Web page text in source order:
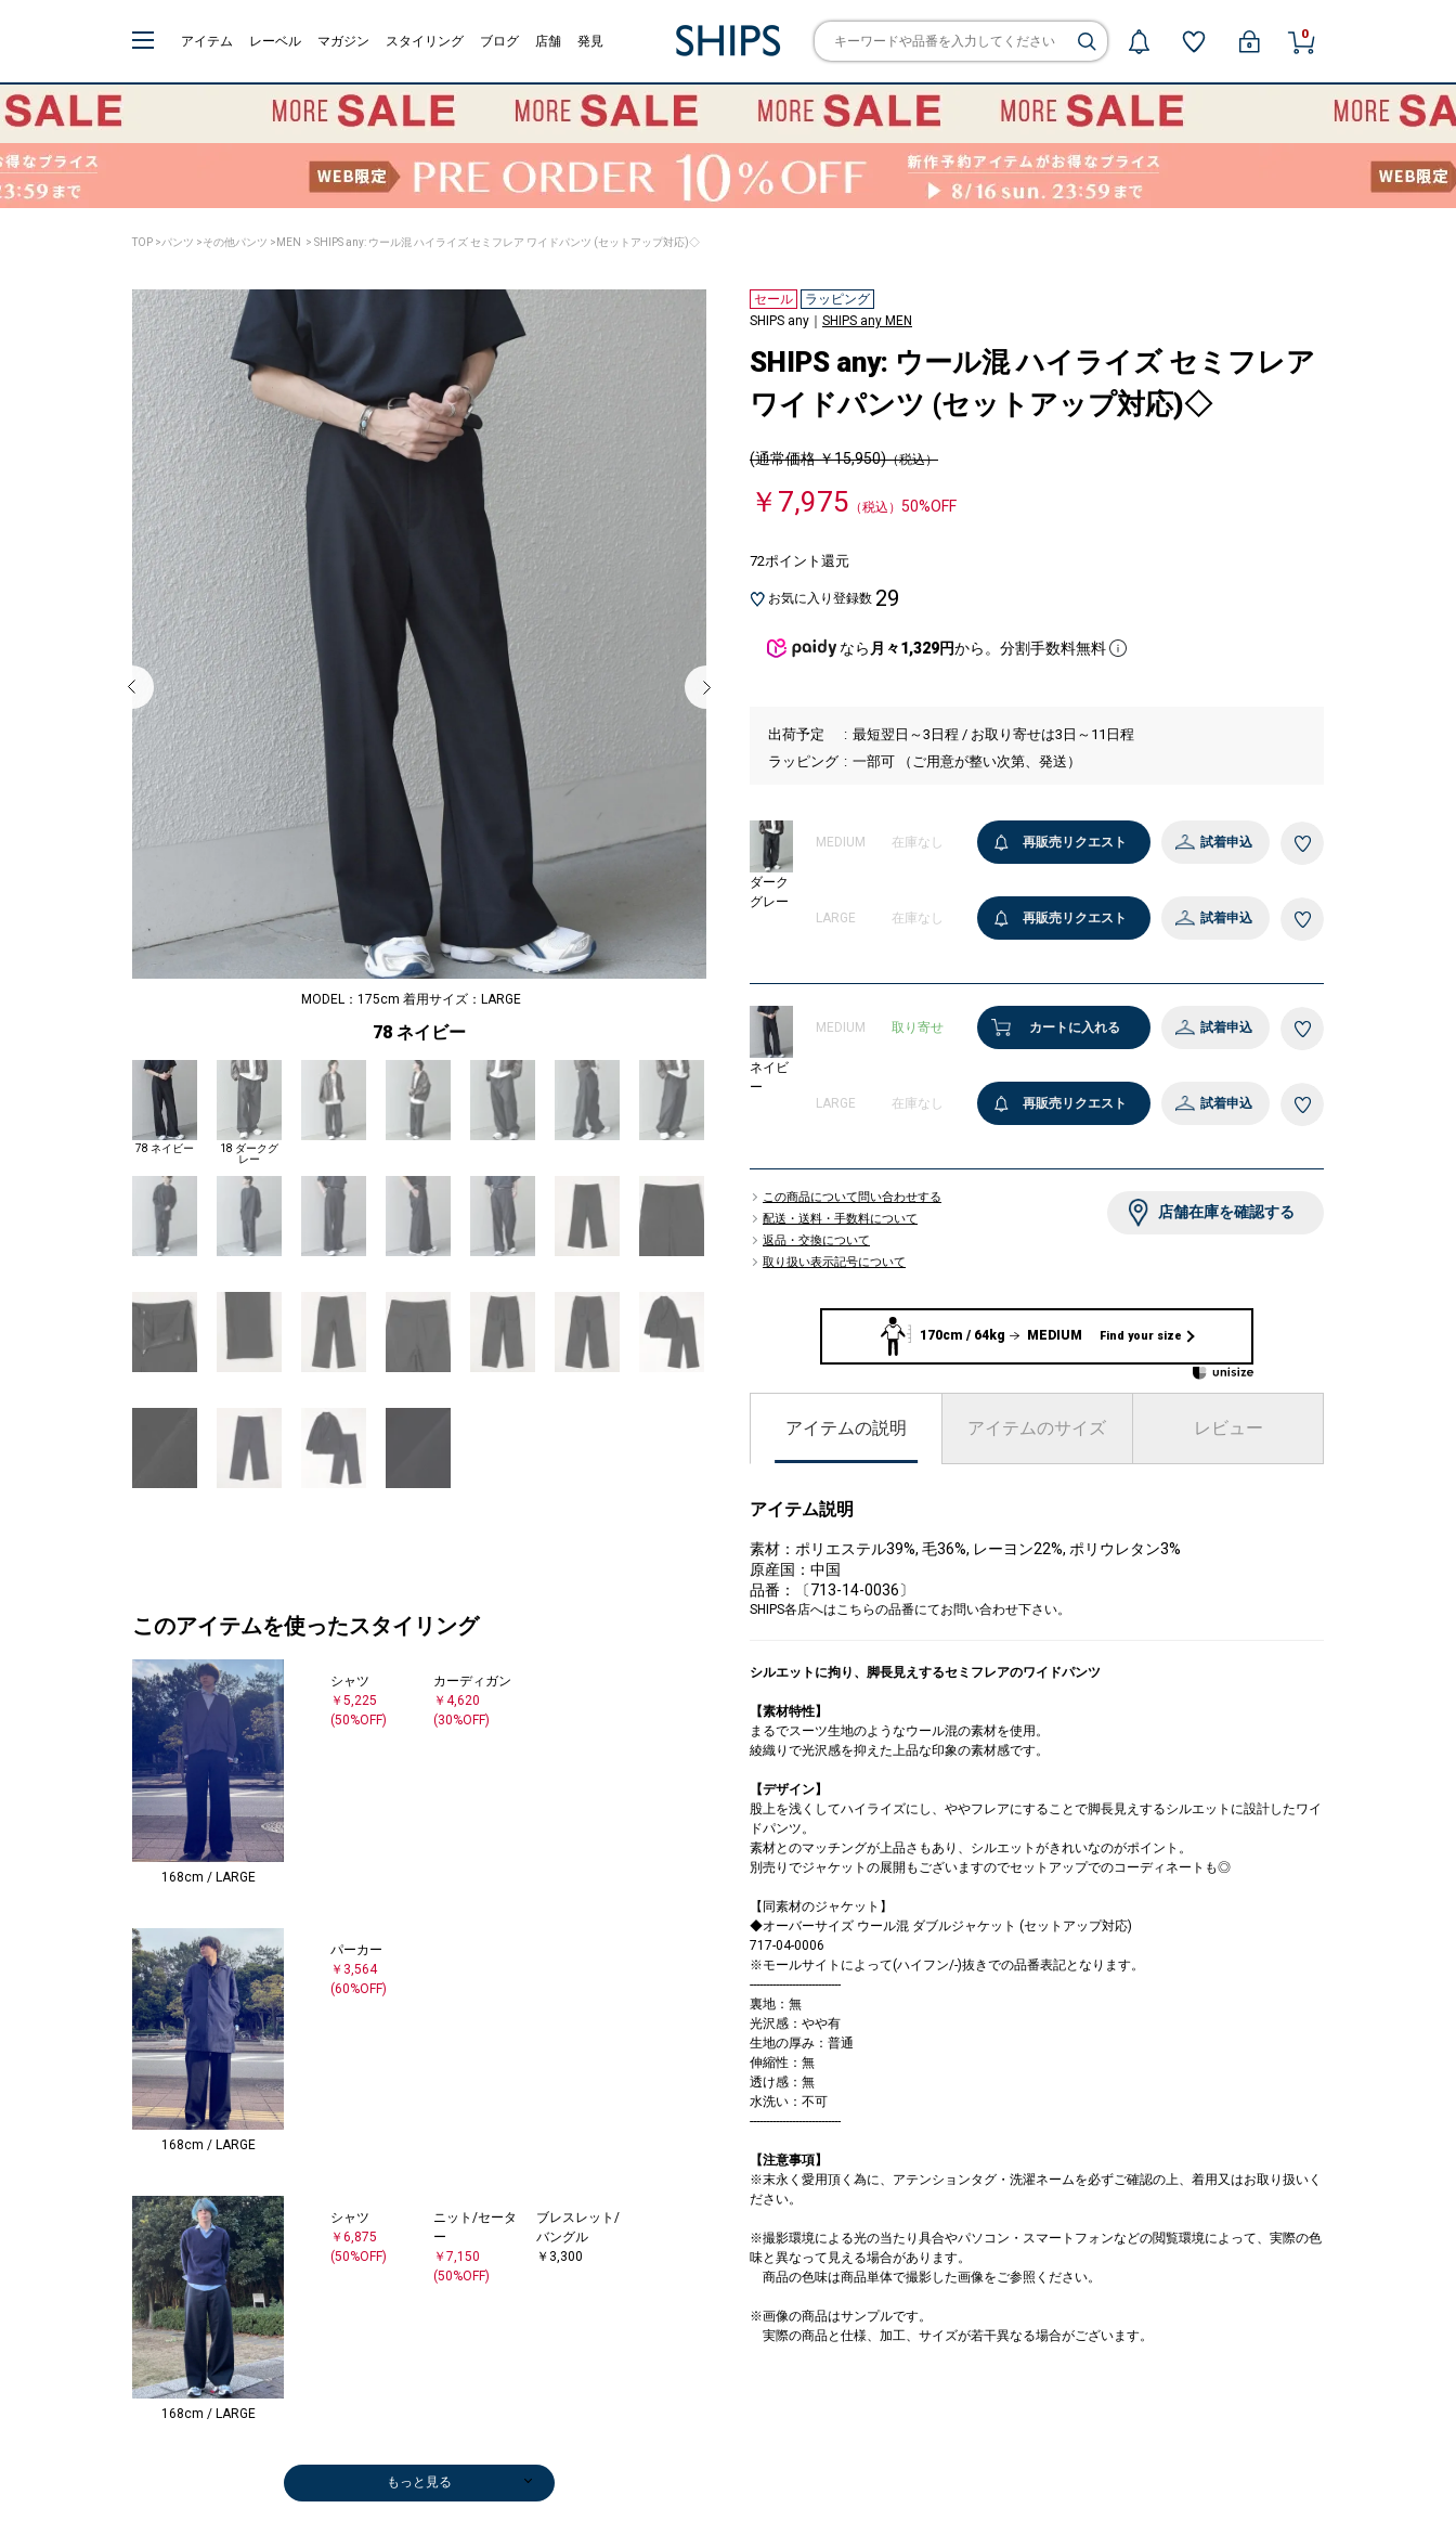
アイテム レーベル マガジン スタイリング ブログ 店舗 発見 0
TOP >パンツ >その他パンツ > MEN > SHIPS any: ウール混 ハイライズ セミフレア ワイドパンツ (セットアップ対応)◇
MODEL：175cm 着用サイズ：LARGE
78 ネイビー 18 ダークグレー
78 ネイビー
18 ダークグ
レー
このアイテムを使ったスタイリング
168cm / LARGE
シャツ
￥5,225
(50%OFF)
カーディガン
￥4,620
(30%OFF)
168cm / LARGE
パーカー
￥3,564
(60%OFF)
168cm / LARGE
シャツ
￥6,875
(50%OFF)
ニット/セータ
ー
￥7,150
(50%OFF)
ブレスレット/
バングル
￥3,300
テーラードジャ
ケット
ストール/マフ
ラー
Tシャツ/カット
ソー
ステンカラーコ
ート
ニット/セータ
ー
ストール/マフ
ラー
Tシャツ/カット
ソー
￥6,875
ニット/セータ
ー
Tシャツ/カット
ソー
Tシャツ/カット
ソー
テーラードジャ
ケット
ニット/セータ
ー
ブレスレット/
バングル
キャップ
￥4,290
メガネ/サング
ラス
テーラードジャ
ケット
ブーツ/ブーテ
ィー
ニット/セータ
ー
ショルダーバッ
グ
￥8,910
ブルゾン
￥9,900
ブーツ/ブーテ
ィー
テーラードジャ
ケット
もっと見る
セール
ラッピング
SHIPS any｜ SHIPS any MEN
SHIPS any: ウール混 ハイライズ セミフレア
ワイドパンツ (セットアップ対応)◇
(通常価格 ￥15,950)（税込）
￥7,975 （税込） 50%OFF
72ポイント還元
お気に入り登録数 29
なら 月々1,329円から。分割手数料無料
出荷予定
最短翌日～3日程 / お取り寄せは3日～11日程
ラッピング
一部可 （ご用意が整い次第、発送）
ダーク
グレー
MEDIUM 在庫なし 再販売リクエスト 試着申込
LARGE 在庫なし 再販売リクエスト 試着申込
ネイビ
ー
MEDIUM 取り寄せ カートに入れる 試着申込
LARGE 在庫なし 再販売リクエスト 試着申込
この商品について問い合わせする
配送・送料・手数料について
返品・交換について
取り扱い表示記号について
店舗在庫を確認する
170cm / 64kg MEDIUM Find your size
アイテムの説明 アイテムのサイズ レビュー
アイテム説明
素材：ポリエステル39%, 毛36%, レーヨン22%, ポリウレタン3%
原産国：中国
品番：〔713-14-0036〕
SHIPS各店へはこちらの品番にてお問い合わせ下さい。
シルエットに拘り、脚長見えするセミフレアのワイドパンツ
【素材特性】
まるでスーツ生地のようなウール混の素材を使用。
綾織りで光沢感を抑えた上品な印象の素材感です。
【デザイン】
股上を浅くしてハイライズにし、ややフレアにすることで脚長見えするシルエットに設計したワイ
ドパンツ。
素材とのマッチングが上品さもあり、シルエットがきれいなのがポイント。
別売りでジャケットの展開もございますのでセットアップでのコーディネートも◎
【同素材のジャケット】
◆オーバーサイズ ウール混 ダブルジャケット (セットアップ対応)
717-04-0006
※モールサイトによって(ハイフン/-)抜きでの品番表記となります。
----------------------------
裏地：無
光沢感：やや有
生地の厚み：普通
伸縮性：無
透け感：無
水洗い：不可
----------------------------
【注意事項】
※末永く愛用頂く為に、アテンションタグ・洗濯ネームを必ずご確認の上、着用又はお取り扱いく
ださい。
※撮影環境による光の当たり具合やパソコン・スマートフォンなどの閲覧環境によって、実際の色
味と異なって見える場合があります。
商品の色味は商品単体で撮影した画像をご参照ください。
※画像の商品はサンプルです。
実際の商品と仕様、加工、サイズが若干異なる場合がございます。